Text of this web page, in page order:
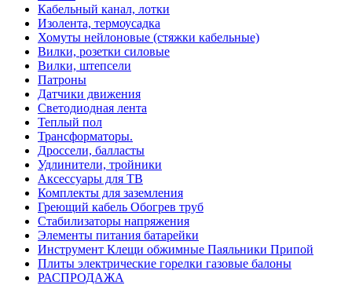
Кабельный канал, лотки
Изолента, термоусадка
Хомуты нейлоновые (стяжки кабельные)
Вилки, розетки силовые
Вилки, штепсели
Патроны
Датчики движения
Светодиодная лента
Теплый пол
Трансформаторы.
Дроссели, балласты
Удлинители, тройники
Аксессуары для ТВ
Комплекты для заземления
Греющий кабель Обогрев труб
Стабилизаторы напряжения
Элементы питания батарейки
Инструмент Клещи обжимные Паяльники Припой
Плиты электрические горелки газовые балоны
РАСПРОДАЖА